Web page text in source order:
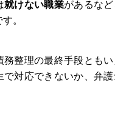
就けない職業があるな
。
務整理の最終手段とも
で対応できないか、弁